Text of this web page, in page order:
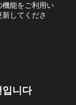
能をご利用い
してくださ
입니다